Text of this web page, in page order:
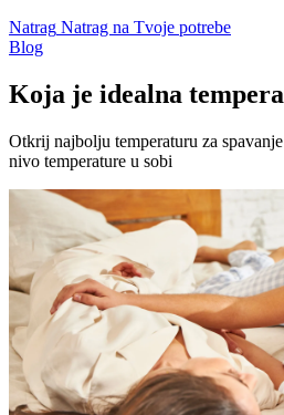
Natrag Natrag na Tvoje potrebe
Blog
Koja je idealna
Otkrij najbolju temperaturu za
nivo temperature u sobi